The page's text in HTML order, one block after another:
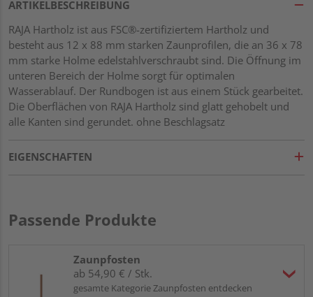
ARTIKELBESCHREIBUNG
RAJA Hartholz ist aus FSC®-zertifiziertem Hartholz und
besteht aus 12 x 88 mm starken Zaunprofilen, die an 36 x 78
mm starke Holme edelstahlverschraubt sind. Die Öffnung im
unteren Bereich der Holme sorgt für optimalen
Wasserablauf. Der Rundbogen ist aus einem Stück gearbeitet.
Die Oberflächen von RAJA Hartholz sind glatt gehobelt und
alle Kanten sind gerundet. ohne Beschlagsatz
EIGENSCHAFTEN
Passende Produkte
Zaunpfosten
ab 54,90 € / Stk.
gesamte Kategorie Zaunpfosten entdecken